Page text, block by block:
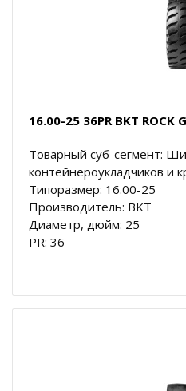
16.00-25 36PR BKT ROCK
Товарный суб-сегмент:
контейнероукладчиков и
Типоразмер: 16.00-25
Производитель: BKT
Диаметр, дюйм: 25
PR: 36